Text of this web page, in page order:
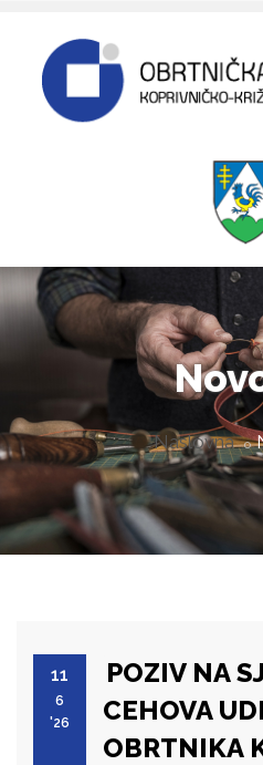
Naslovna
11
6
'26
POZIV NA
CEHOVA
OBRTNIKA